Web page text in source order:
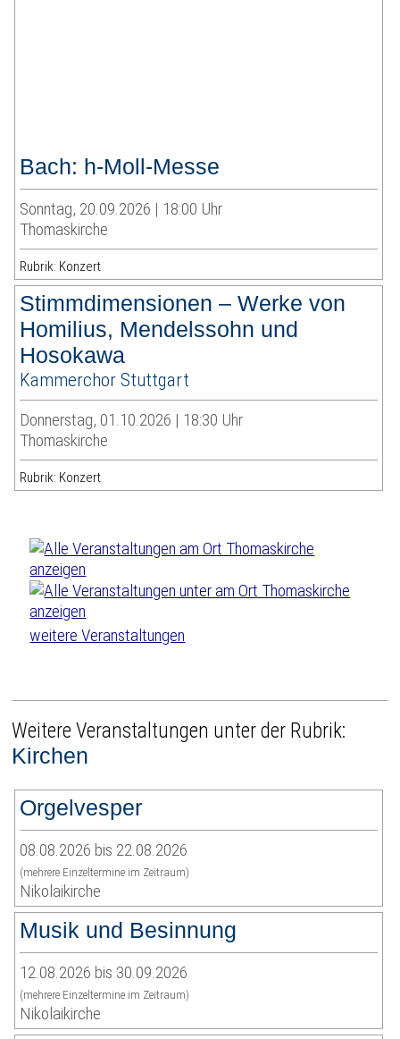
Bach: h-Moll-Messe
Sonntag, 20.09.2026 | 18:00 Uhr
Thomaskirche
Rubrik: Konzert
Stimmdimensionen – Werke von
Homilius, Mendelssohn und
Hosokawa
Kammerchor Stuttgart
Donnerstag, 01.10.2026 | 18:30 Uhr
Thomaskirche
Rubrik: Konzert
weitere Veranstaltungen
Weitere Veranstaltungen unter der Rubrik:
Kirchen
Orgelvesper
08.08.2026 bis 22.08.2026
(mehrere Einzeltermine im Zeitraum)
Nikolaikirche
Musik und Besinnung
12.08.2026 bis 30.09.2026
(mehrere Einzeltermine im Zeitraum)
Nikolaikirche